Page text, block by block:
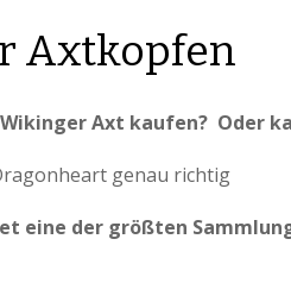
Axtkopfen
Axt kaufen? Oder
genau richtig
eine der größten